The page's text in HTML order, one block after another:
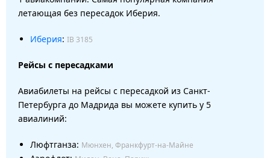
летающая без пересадок Иберия.
Иберия: IB 3185
Рейсы с пересадками
Авиабилеты на рейсы с пересадкой из Санкт-
Петербурга до Мадрида вы можете купить у 5
авиалиний:
Люфтганза: Мюнхен, Франкфурт-на-Майне